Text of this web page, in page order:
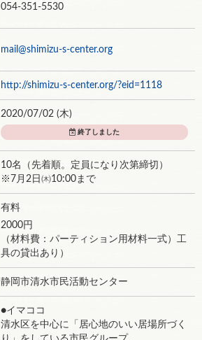
054-351-5530
mail@shimizu-s-center.org
http://shimizu-s-center.org/?eid=1118
2020/07/02 (木)
終了しました
10名（先着順。定員になり次第締切）
※7月2日㈭10:00まで
有料
2000円
（材料費：パーティション用材料一式）工
具の貸出あり）
静岡市清水市民活動センター
●イマココ
清水区を中心に「居心地のいい居場所づく